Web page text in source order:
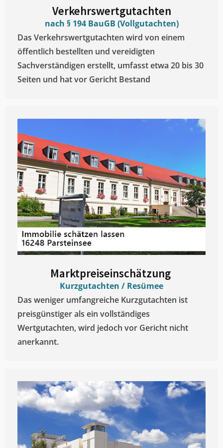
Verkehrswertgutachten
nach § 194 BauGB (Vollgutachten)
Das Verkehrswertgutachten wird von einem
öffentlich bestellten und vereidigten
Sachverständigen erstellt, umfasst etwa 20 bis 30
Seiten und hat vor Gericht Bestand
Marktpreiseinschätzung ​
Kurzgutachten / Resümee
Das weniger umfangreiche Kurzgutachten ist
preisgünstiger als ein vollständiges
Wertgutachten, wird jedoch vor Gericht nicht
anerkannt.